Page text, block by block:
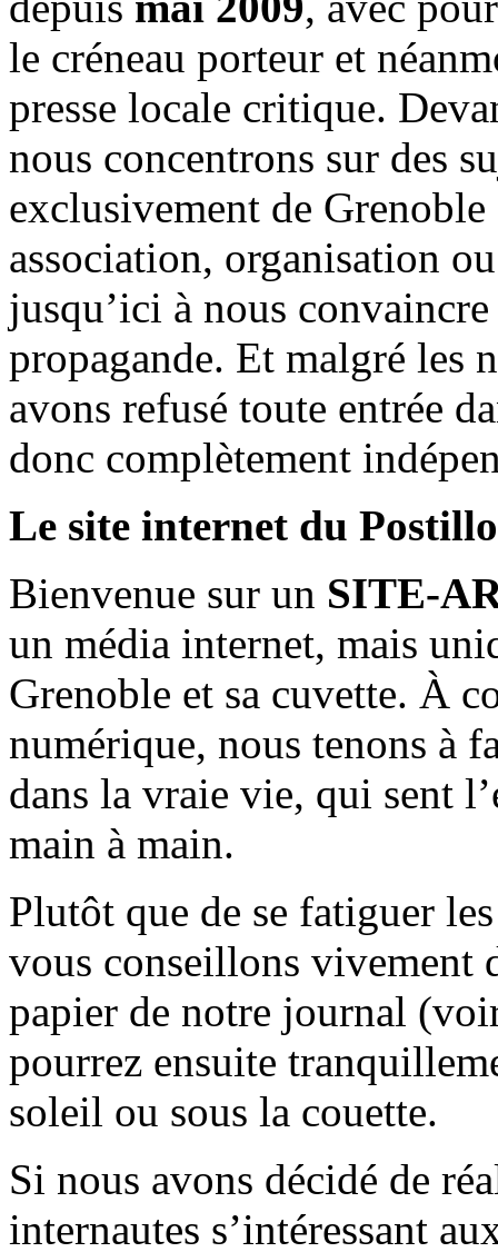
le créneau porteur et
presse locale critique.
nous concentrons sur des
exclusivement de
association, organisation
jusqu’ici à nous
propagande. Et malgré les
avons refusé toute entrée
donc complètement
Le site internet du
Bienvenue sur un SITE-
un média internet, mais
Grenoble et sa cuvette. À
numérique, nous tenons à
dans la vraie vie, qui sent
main à main.
Plutôt que de se fatiguer
vous conseillons vivement
papier de notre journal
pourrez ensuite
soleil ou sous la couette.
Si nous avons décidé de
internautes s’intéressant